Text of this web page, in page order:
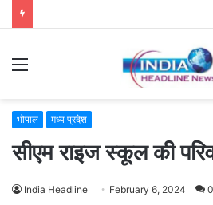
Menu
भोपाल मध्य प्रदेश
सीएम राइज स्कूल की
India Headline February 6, 2024 0